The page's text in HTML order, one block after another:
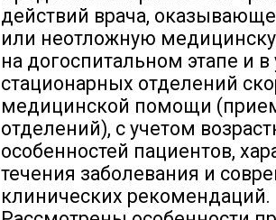
действий врача,
или неотложную
на догоспитальном этапе и в
стационарных отделений
медицинской помощи
отделений), с учетом
особенностей пациентов,
течения заболевания и
клинических рекомендаций.